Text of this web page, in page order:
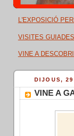
L'EXPOSICIÓ
VISITES GUIADES
VINE A
DIJOUS,
VINE A